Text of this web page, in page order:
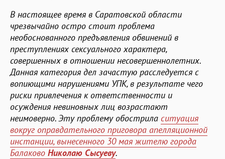
В настоящее время в Саратовской области
чрезвычайно остро стоит проблема
необоснованного предъявления обвинений в
преступлениях сексуального характера,
совершенных в отношении несовершеннолетних.
Данная категория дел зачастую расследуется с
вопиющими нарушениями УПК, в результате чего
риски привлечения к ответственности и
осуждения невиновных лиц возрастают
неимоверно. Эту проблему обострила ситуация
вокруг оправдательного приговора апелляционной
инстанции, вынесенного 30 мая жителю города
Балаково Николаю Сысуеву.